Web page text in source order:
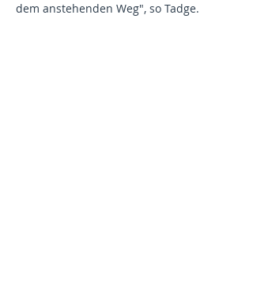
dem anstehenden Weg", so Tadge.